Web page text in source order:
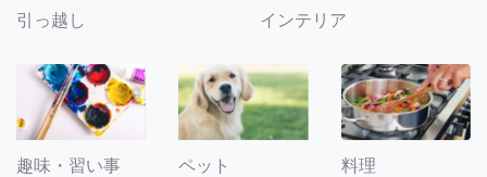
引っ越し インテリア
趣味・習い事 ペット 料理